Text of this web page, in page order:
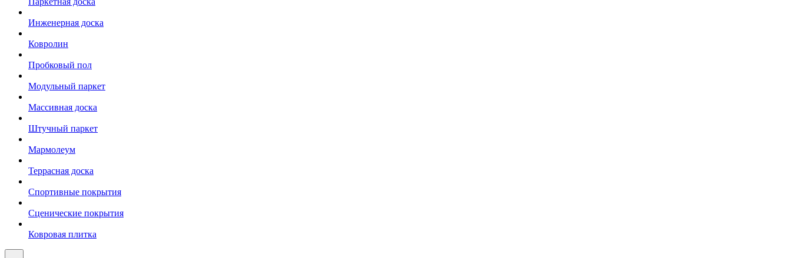
Инженерная доска
Ковролин
Пробковый пол
Модульный паркет
Массивная доска
Штучный паркет
Мармолеум
Террасная доска
Спортивные покрытия
Сценические покрытия
Ковровая плитка